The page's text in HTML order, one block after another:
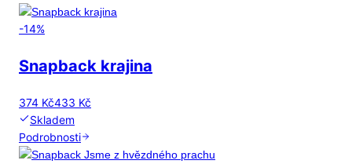
-14%
Snapback krajina
374 Kč433 Kč
Skladem
Podrobnosti